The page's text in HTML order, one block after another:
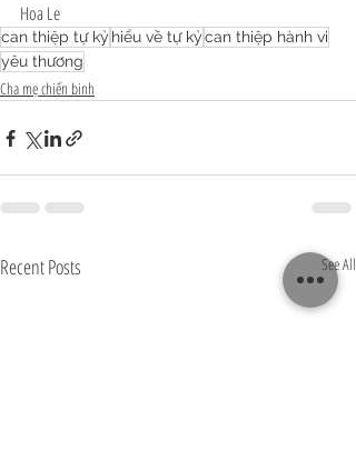
Hoa Le
can thiệp tự kỷ hiểu về tự kỷcan thiệp hành vi
yêu thương
Cha mẹ chiến binh
Recent Posts See All